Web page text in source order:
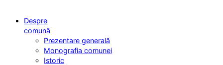
Despre
comună
Prezentare generală
Monografia comunei
Istoric